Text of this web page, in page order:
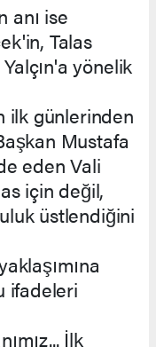
anı ise
Talas
yönelik
ilk günlerinden
Mustafa
eden Vali
için değil,
üstlendiğini
ifadeleri
İlk